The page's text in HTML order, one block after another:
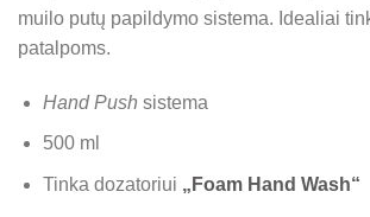
muilo putų papildymo sistema. Idealiai
patalpoms.
Hand Push sistema
500 ml
Tinka dozatoriui „Foam Hand Wash“